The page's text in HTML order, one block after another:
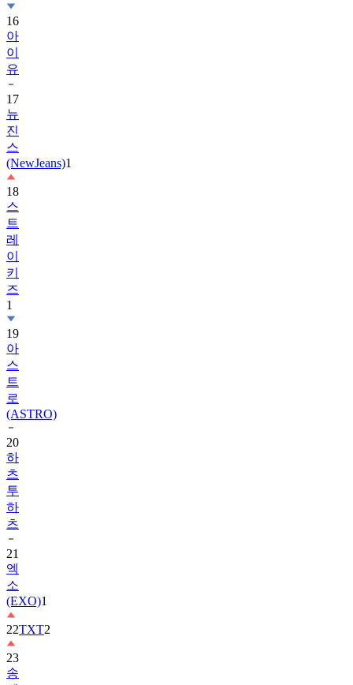
아
이
유
17
뉴
진
스
(NewJeans)
18
스
트
레
이
키
즈
1
19
아
스
트
로
(ASTRO)
20
하
츠
투
하
츠
21
엑
소
(EXO)
22TXT2
23
송
혜
교